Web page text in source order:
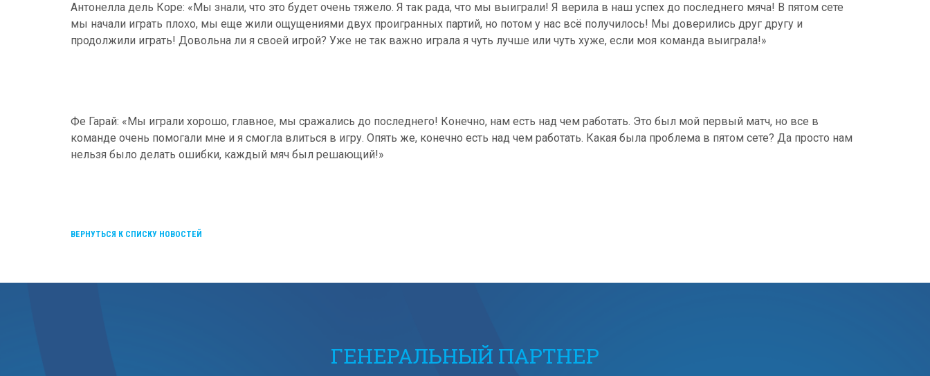
Антонелла дель Коре: «Мы знали, что это будет очень тяжело. Я так рада, что мы выиграли! Я верила в наш успех до последнего мяча! В пятом сете
мы начали играть плохо, мы еще жили ощущениями двух проигранных партий, но потом у нас всё получилось! Мы доверились друг другу и
продолжили играть! Довольна ли я своей игрой? Уже не так важно играла я чуть лучше или чуть хуже, если моя команда выиграла!»
Фе Гарай: «Мы играли хорошо, главное, мы сражались до последнего! Конечно, нам есть над чем работать. Это был мой первый матч, но все в
команде очень помогали мне и я смогла влиться в игру. Опять же, конечно есть над чем работать. Какая была проблема в пятом сете? Да просто нам
нельзя было делать ошибки, каждый мяч был решающий!»
ВЕРНУТЬСЯ К СПИСКУ НОВОСТЕЙ
ГЕНЕРАЛЬНЫЙ ПАРТНЕР